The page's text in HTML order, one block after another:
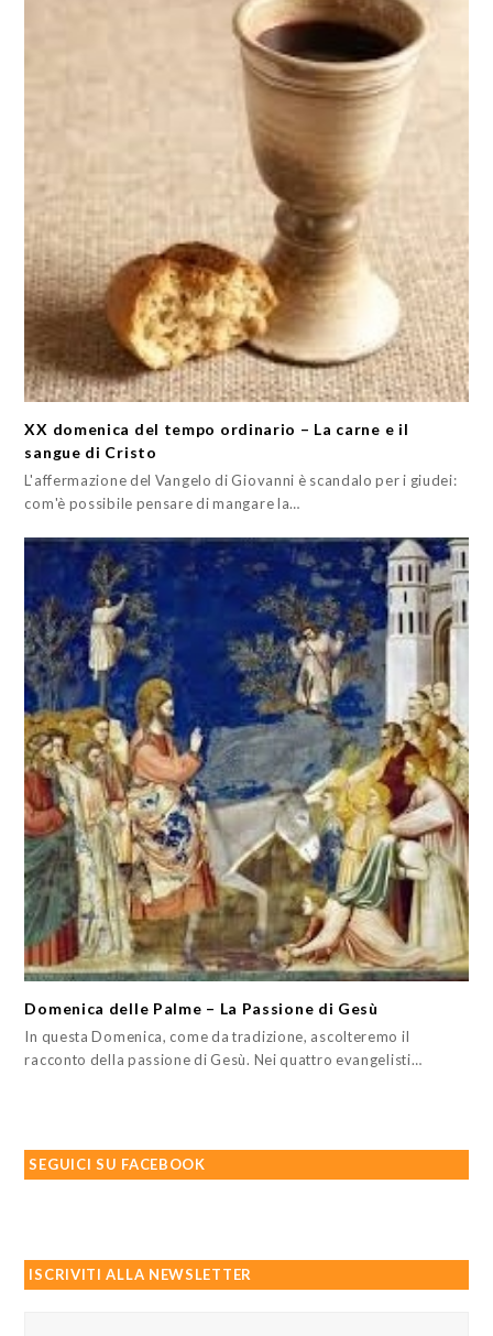
XX domenica del tempo ordinario – La carne e il
sangue di Cristo
L'affermazione del Vangelo di Giovanni è scandalo per i giudei:
com'è possibile pensare di mangare la…
Domenica delle Palme – La Passione di Gesù
In questa Domenica, come da tradizione, ascolteremo il
racconto della passione di Gesù. Nei quattro evangelisti…
SEGUICI SU FACEBOOK
ISCRIVITI ALLA NEWSLETTER